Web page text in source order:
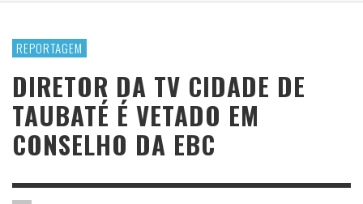
REPORTAGEM
DIRETOR DA TV CIDADE DE
TAUBATÉ É VETADO EM
CONSELHO DA EBC